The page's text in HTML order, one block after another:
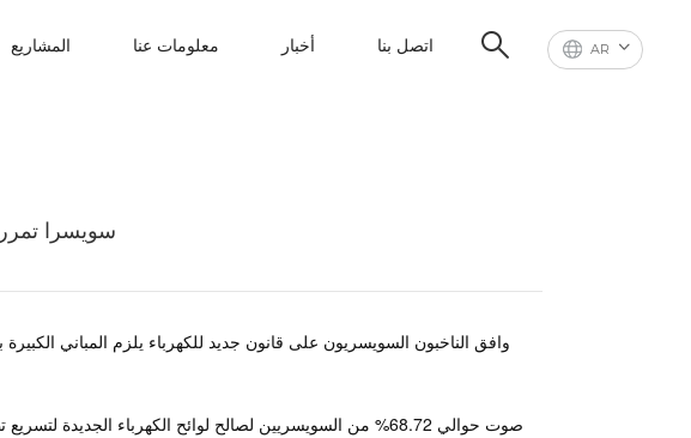
AR المشاريع معلومات عنا أخبار اتصل بنا
سويسرا
وافق الناخبون السويسريون على قانون جديد للكهرباء يلزم المباني
صوت حوالي 68.72% من السويسريين لصالح لوائح الكهرباء